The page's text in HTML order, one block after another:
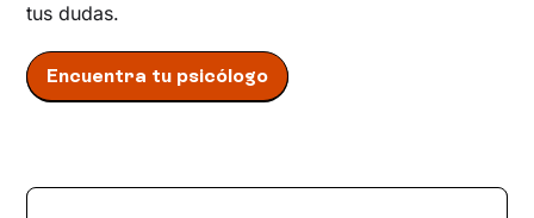
tus dudas.
Encuentra tu psicólogo